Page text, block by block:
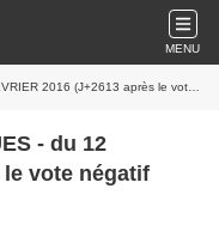
MENU
(J+2613 après le vote négatif fondateur)
- du 12
le vote négatif